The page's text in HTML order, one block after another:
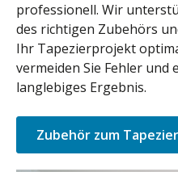
professionell. Wir
des richtigen Zubehörs
Ihr Tapezierprojekt
vermeiden Sie Fehler und
langlebiges Ergebnis.
Zubehör zum